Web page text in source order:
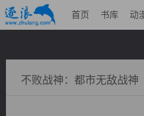
首页 书库 动
不败战神：都市无敌战神